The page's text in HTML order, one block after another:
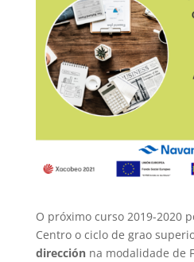
O próximo curso 2019-2020
Centro o ciclo de grao
direcciónna modalidade de